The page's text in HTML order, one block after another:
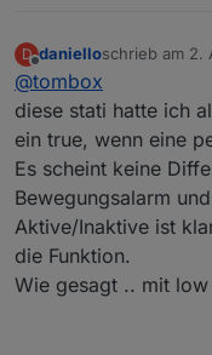
D
Offline
danielloschrieb am 2.
zuletzt editiert
@tombox
diese stati hatte ich
ein true, wenn eine
Es scheint keine
Bewegungsalarm
Aktive/Inaktive ist
die Funktion.
Wie gesagt .. mit